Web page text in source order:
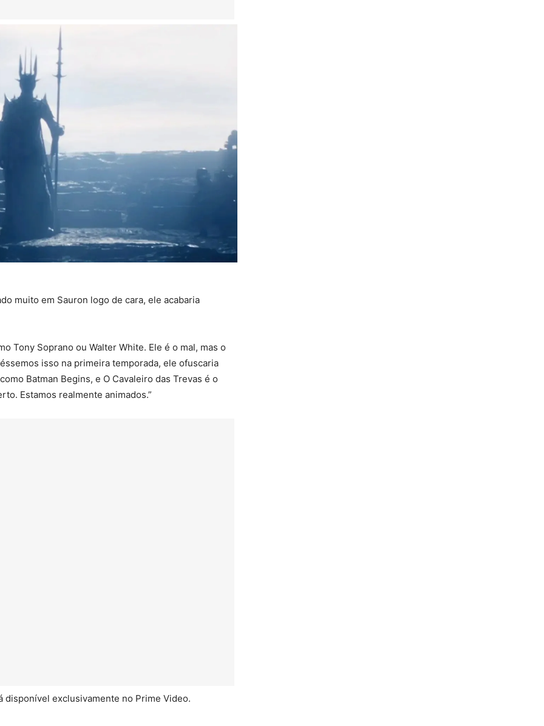
muito em Sauron logo de cara, ele acabaria
Tony Soprano ou Walter White. Ele é o mal, mas o
isso na primeira temporada, ele ofuscaria
Batman Begins, e O Cavaleiro das Trevas é o
Estamos realmente animados.”
disponível exclusivamente no Prime Video.